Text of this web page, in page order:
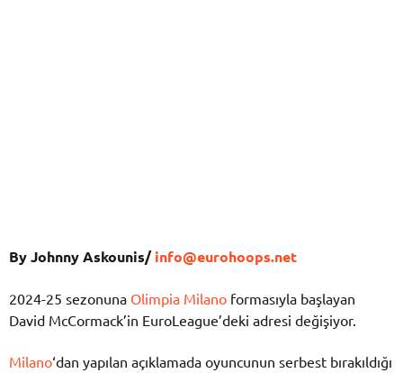
By Johnny Askounis/info@eurohoops.net
2024-25 sezonuna Olimpia Milano formasıyla başlayan
David McCormack’in EuroLeague’deki adresi değişiyor.
Milano‘dan yapılan açıklamada oyuncunun serbest bırakıldığı